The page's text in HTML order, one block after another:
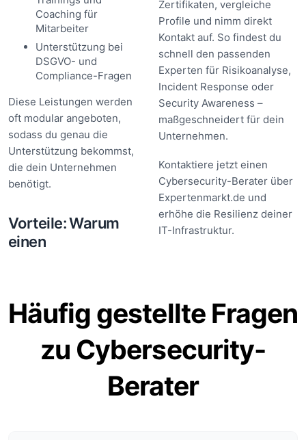
Coaching für
Mitarbeiter
Unterstützung bei
DSGVO- und
Compliance-Fragen
Diese Leistungen werden
oft modular angeboten,
sodass du genau die
Unterstützung bekommst,
die dein Unternehmen
benötigt.
Vorteile: Warum
einen
Zertifikaten, vergleiche
Profile und nimm direkt
Kontakt auf. So findest du
schnell den passenden
Experten für Risikoanalyse,
Incident Response oder
Security Awareness –
maßgeschneidert für dein
Unternehmen.
Kontaktiere jetzt einen
Cybersecurity-Berater über
Expertenmarkt.de und
erhöhe die Resilienz deiner
IT-Infrastruktur.
Häufig gestellte Fragen
zu Cybersecurity-
Berater